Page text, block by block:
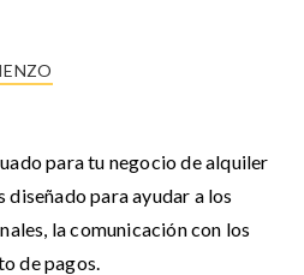
para tu negocio de alquiler
para ayudar a los
la comunicación con los
de pagos.